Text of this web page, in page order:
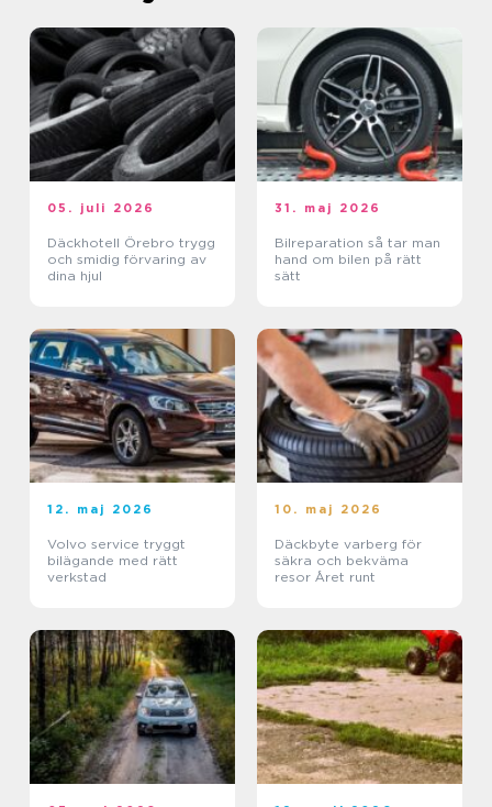
05. juli 2026
Däckhotell Örebro trygg
och smidig förvaring av
dina hjul
31. maj 2026
Bilreparation så tar man
hand om bilen på rätt
sätt
12. maj 2026
Volvo service tryggt
bilägande med rätt
verkstad
10. maj 2026
Däckbyte varberg för
säkra och bekväma
resor Året runt